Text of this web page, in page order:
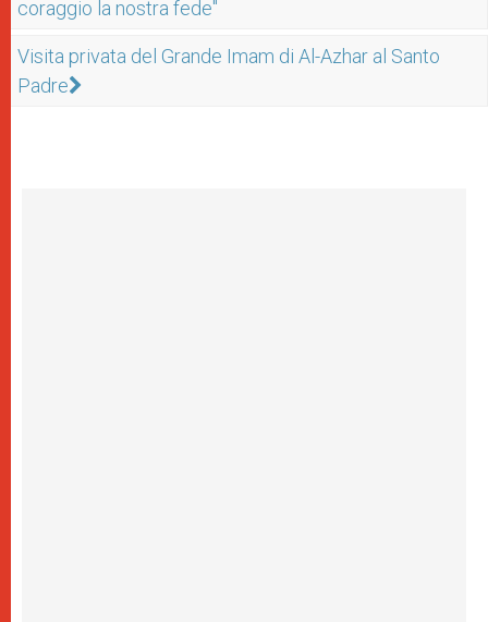
coraggio la nostra fede"
Visita privata del Grande Imam di Al-Azhar al Santo
Padre